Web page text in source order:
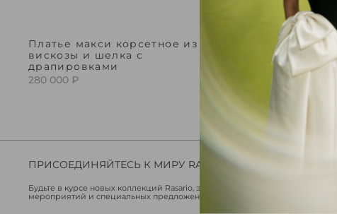
Платье макси корсетное из
вискозы и шелка с
драпировками
280 000 ₽
ПРИСОЕДИНЯЙТЕСЬ К МИРУ RASARIO
Будьте в курсе новых коллекций Rasario, эксклюзивных
мероприятий и специальных предложений.